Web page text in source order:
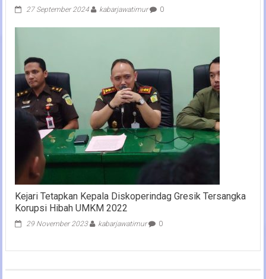
27 September 2024 kabarjawatimur 0
Kejari Tetapkan Kepala Diskoperindag Gresik Tersangka
Korupsi Hibah UMKM 2022
29 November 2023 kabarjawatimur 0